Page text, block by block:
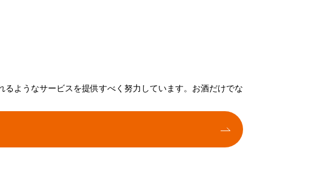
ようなサービスを提供すべく努力しています。お酒だけでな